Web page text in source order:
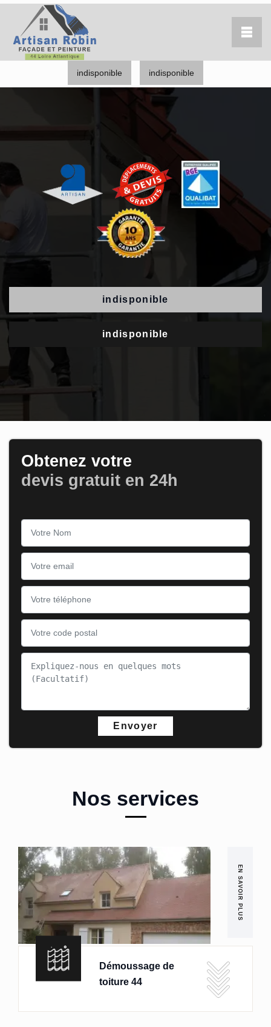
indisponible indisponible
indisponible
indisponible
Obtenez votre
devis gratuit en 24h
Nos services
EN SAVOIR PLUS
Démoussage de
toiture 44